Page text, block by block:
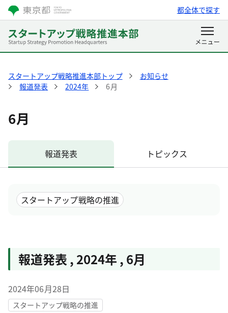
都全体で探す
スタートアップ戦略推進本部トップ
お知らせ
報道発表
2024年 6月
6月
報道発表 トピックス
スタートアップ戦略の推進
報道発表 , 2024年 , 6月
2024年06月28日
スタートアップ戦略の推進